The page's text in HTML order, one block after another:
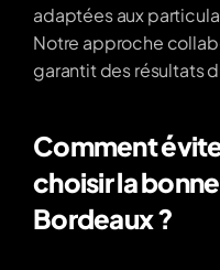
adaptées aux
Notre approche
garantit des résultats
Comment
choisir la
Bordeaux ?